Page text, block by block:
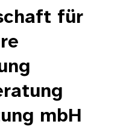
für
mbH